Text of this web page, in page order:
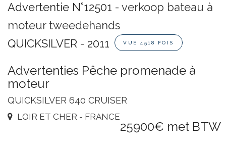
Advertentie N°12501 - verkoop bateau à
moteur tweedehands
QUICKSILVER - 2011
VUE 4518 FOIS
Advertenties Pêche promenade à
moteur
QUICKSILVER 640 CRUISER
LOIR ET CHER - FRANCE
25900€ met BTW